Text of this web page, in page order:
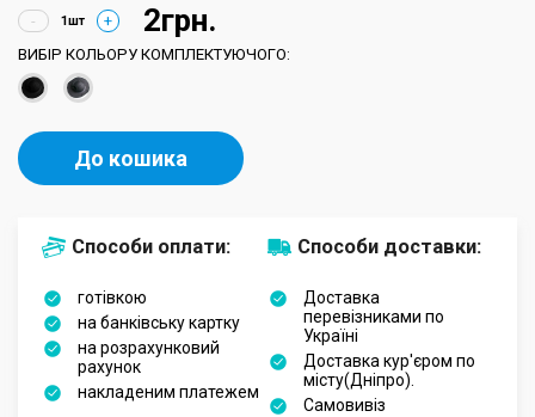
- + 2грн.
ВИБІР КОЛЬОРУ КОМПЛЕКТУЮЧОГО:
До кошика
Способи оплати:
готівкою
на банківську картку
на розрахунковий
рахунок
накладеним платежем
Способи доставки:
Доставка
перевізниками по
Україні
Доставка кур'єром по
місту(Дніпро).
Самовивіз